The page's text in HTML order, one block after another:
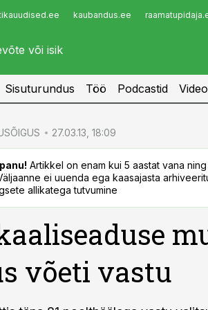
kaubandus.ee
Infopank
Sisuturundus Töö Podcastid
27.03.13, 18:09
Artikkel on enam kui 5 aastat vana
ei uuenda ega kaasajasta
allikatega tutvumine
võeti vastu